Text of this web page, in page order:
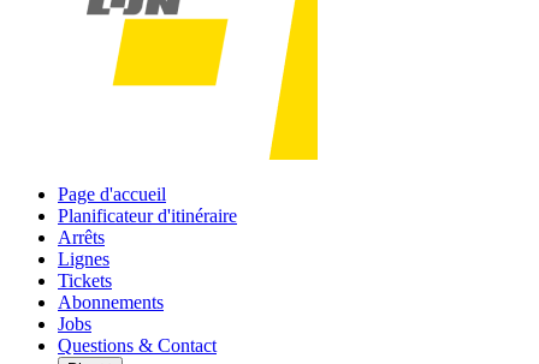
Page d'accueil
Planificateur d'itinéraire
Arrêts
Lignes
Tickets
Abonnements
Jobs
Questions & Contact